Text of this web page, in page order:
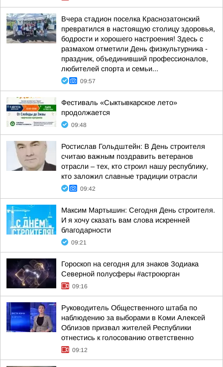
Вчера стадион поселка Краснозатонский
превратился в настоящую столицу здоровья,
бодрости и хорошего настроения! Здесь с
размахом отметили День физкультурника -
праздник, объединивший профессионалов,
любителей спорта и семьи...
09:57
Фестиваль «Сыктывкарское лето»
продолжается
09:48
Ростислав Гольдштейн: В День строителя
считаю важным поздравить ветеранов
отрасли – тех, кто строил нашу республику,
кто заложил славные традиции отрасли
09:42
Максим Мартышин: Сегодня День строителя.
И я хочу сказать вам слова искренней
благодарности
09:21
Гороскоп на сегодня для знаков Зодиака
Северной полусферы #астроюрган
09:16
Руководитель Общественного штаба по
наблюдению за выборами в Коми Алексей
Облизов призвал жителей Республики
отнестись к голосованию ответственно
09:12